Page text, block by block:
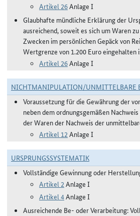
Artikel 26Anlage I
Glaubhafte mündliche Erklärung der
ausreichend, soweit es sich um Waren
Zwecken im persönlichen Gepäck von
Wertgrenze von 1.200 Euro eingehalten
Artikel 26Anlage I
NICHTMANIPULATION/UNMITTELBARE
Voraussetzung für die Gewährung der
neben dem ordnungsgemäßen
der Waren der Nachweis der
Artikel 12 Anlage I
URSPRUNGSSYSTEMATIK
Vollständige Gewinnung oder
Artikel 2 Anlage I
Artikel 4Anlage I
Ausreichende Be- oder Verarbeitung: